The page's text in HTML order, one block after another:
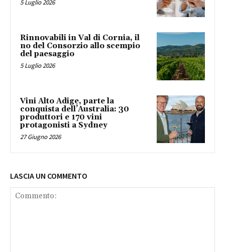
5 Luglio 2026
Rinnovabili in Val di Cornia, il
no del Consorzio allo scempio
del paesaggio
5 Luglio 2026
Vini Alto Adige, parte la
conquista dell’Australia: 30
produttori e 170 vini
protagonisti a Sydney
27 Giugno 2026
LASCIA UN COMMENTO